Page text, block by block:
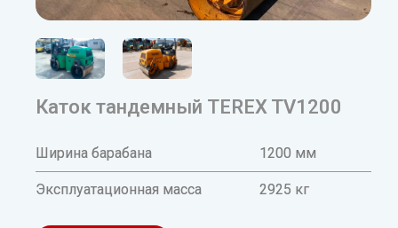
Каток тандемный TEREX TV1200
Ширина барабана 1200 мм
Эксплуатационная масса 2925 кг